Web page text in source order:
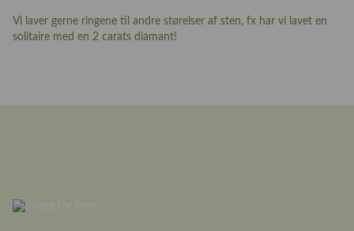
Vi laver gerne ringene til andre størelser af sten, fx har vi lavet en
solitaire med en 2 carats diamant!